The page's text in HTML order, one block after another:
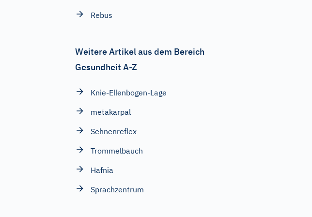
Rebus
Weitere Artikel aus dem Bereich
Gesundheit A-Z
Knie-Ellenbogen-Lage
metakarpal
Sehnenreflex
Trommelbauch
Hafnia
Sprachzentrum